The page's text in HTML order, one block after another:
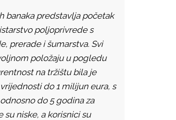
banaka predstavlja početak
poljoprivrede s
prerade i šumarstva. Svi
položaju u pogledu
na tržištu bila je
do 1 milijun eura, s
do 5 godina za
niske, a korisnici su